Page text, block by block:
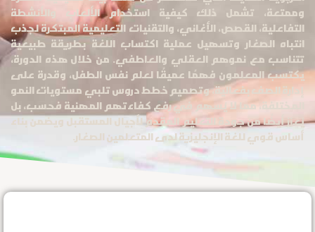
وممتعة، تشمل ذلك كيفية استخدام الألعاب والأنشطة
التفاعلية، القصص، الأغاني، والتقنيات التعليمية المبتكرة لجذب
انتباه الصغار وتسهيل عملية اكتساب اللغة بطريقة طبيعية
تتناسب مع نموهم العقلي والعاطفي. من خلال هذه الدورة،
يكتسب المعلمون فهمًا عميقًا لعلم نفس الطفل، وقدرة على
إدارة الصف بفعالية، وتصميم خطط دروس تلبي مستويات النمو
المختلفة، مما لا يُسهم في رفع كفاءتهم المهنية فحسب، بل
يُعزز أيضًا من جودة التعليم المقدم لأجيال المستقبل ويضمن بناء
أساس قوي للغة الإنجليزية لدى المتعلمين الصغار.